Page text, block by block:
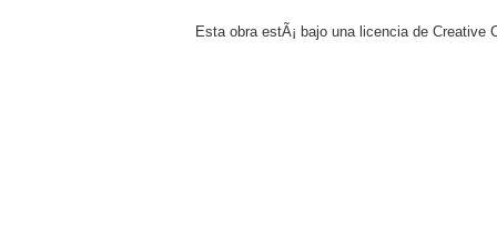
Esta obra estÃ¡ bajo una licencia de Creative